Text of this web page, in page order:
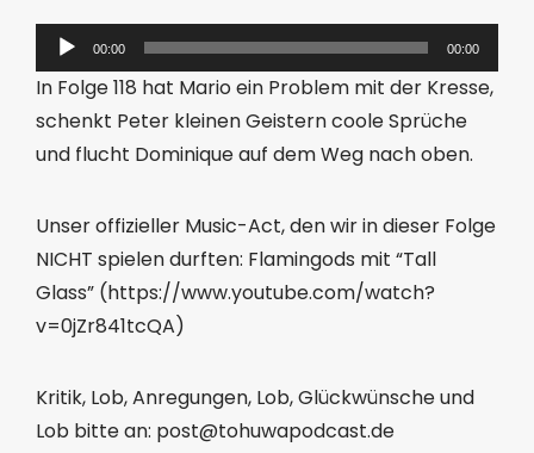
Audio
Player
00:00 00:00
In Folge 118 hat Mario ein Problem mit der Kresse,
schenkt Peter kleinen Geistern coole Sprüche
und flucht Dominique auf dem Weg nach oben.
Unser offizieller Music-Act, den wir in dieser Folge
NICHT spielen durften: Flamingods mit “Tall
Glass” (https://www.youtube.com/watch?
v=0jZr841tcQA)
Kritik, Lob, Anregungen, Lob, Glückwünsche und
Lob bitte an: ⁠⁠⁠⁠⁠⁠⁠⁠⁠post@tohuwapodcast.de